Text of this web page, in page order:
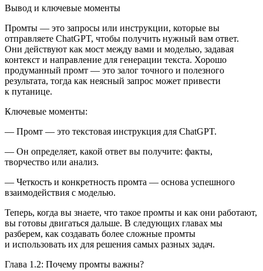
Вывод и ключевые моменты
Промты — это запросы или инструкции, которые вы
отправляете ChatGPT, чтобы получить нужный вам ответ.
Они действуют как мост между вами и моделью, задавая
контекст и направление для генерации текста. Хорошо
продуманный промт — это залог точного и полезного
результата, тогда как неясный запрос может привести
к путанице.
Ключевые моменты:
— Промт — это текстовая инструкция для ChatGPT.
— Он определяет, какой ответ вы получите: факты,
творчество или анализ.
— Четкость и конкретность промта — основа успешного
взаимодействия с моделью.
Теперь, когда вы знаете, что такое промты и как они работают,
вы готовы двигаться дальше. В следующих главах мы
разберем, как создавать более сложные промты
и использовать их для решения самых разных задач.
Глава 1.2: Почему промты важны?